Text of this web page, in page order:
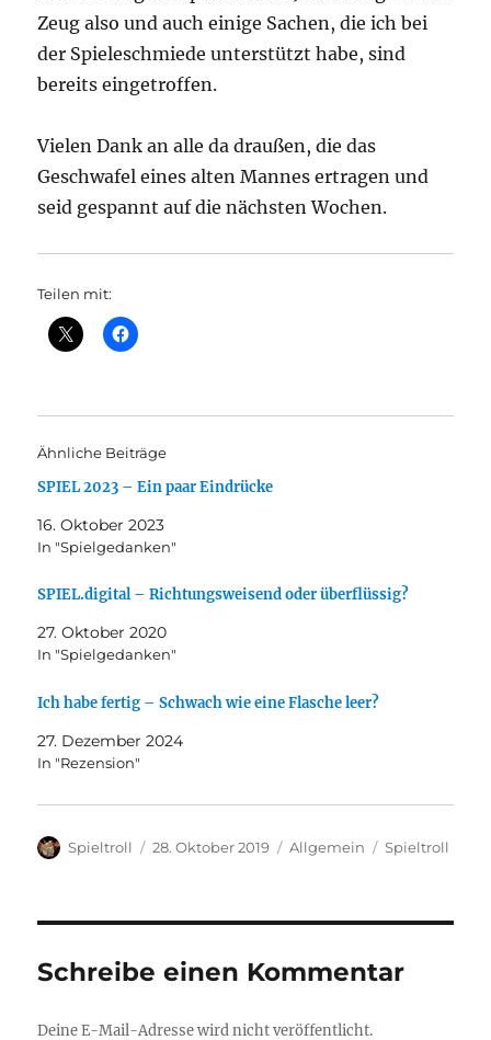
Zeug also und auch einige Sachen, die ich bei
der Spieleschmiede unterstützt habe, sind
bereits eingetroffen.
Vielen Dank an alle da draußen, die das
Geschwafel eines alten Mannes ertragen und
seid gespannt auf die nächsten Wochen.
Teilen mit:
Ähnliche Beiträge
SPIEL 2023 – Ein paar Eindrücke
16. Oktober 2023
In "Spielgedanken"
SPIEL.digital – Richtungsweisend oder überflüssig?
27. Oktober 2020
In "Spielgedanken"
Ich habe fertig – Schwach wie eine Flasche leer?
27. Dezember 2024
In "Rezension"
Autor
Spieltroll
Veröffentlicht
28. Oktober 2019 Kategorien
Allgemein Schlagwörter
Spieltroll
Schreibe einen Kommentar
Deine E-Mail-Adresse wird nicht veröffentlicht.